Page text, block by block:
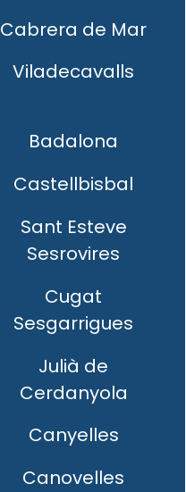
Cabrera de Mar
Viladecavalls
Badalona
Castellbisbal
Sant Esteve
Sesrovires
Cugat
Sesgarrigues
Julià de
Cerdanyola
Canyelles
Canovelles